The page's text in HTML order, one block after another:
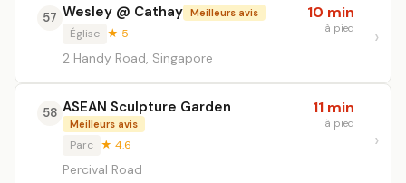
57 Wesley @ Cathay Meilleurs avis
Église ★ 5
2 Handy Road, Singapore
10 min
à pied
58 ASEAN Sculpture Garden
Meilleurs avis
Parc ★ 4.6
Percival Road
11 min
à pied